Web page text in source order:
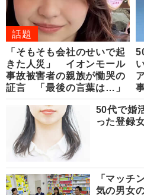
話題
「そもそも会社のせいで起
きた人災」 イオンモール
事故被害者の親族が慟哭の
証言 「最後の言葉は…」
50代で婚
った登録
「マッチ
気の男女